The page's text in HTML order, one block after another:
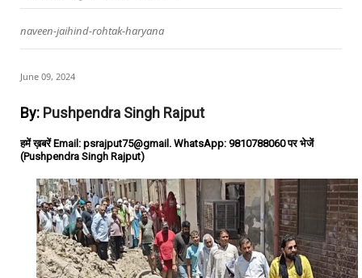
naveen-jaihind-rohtak-haryana
June 09, 2024
By: Pushpendra Singh Rajput
हमें ख़बरें Email: psrajput75@gmail. WhatsApp: 9810788060 पर भेजें
(Pushpendra Singh Rajput)